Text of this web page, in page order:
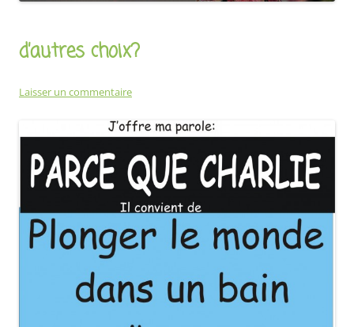
d’autres choix?
Laisser un commentaire